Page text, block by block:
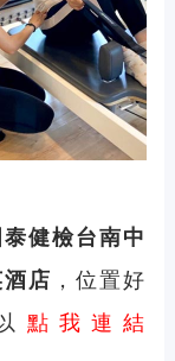
泰健檢台南中
店 ，位置好
點我連結